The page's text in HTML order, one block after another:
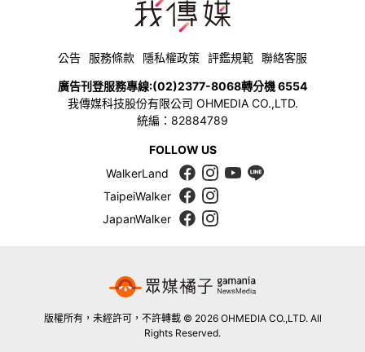
公告 服務條款 隱私權政策 評鑑規範 聯絡客服
廣告刊登服務專線:(02)2377-8068轉分機 6554
我傳媒科技股份有限公司 OHMEDIA CO.,LTD.
統編：82884789
FOLLOW US
WalkerLand
TaipeiWalker
JapanWalker
版權所有，未經許可，不許轉載 © 2026 OHMEDIA CO.,LTD. All
Rights Reserved.